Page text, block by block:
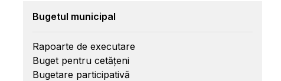
Bugetul municipal
Rapoarte de executare
Buget pentru cetățeni
Bugetare participativă